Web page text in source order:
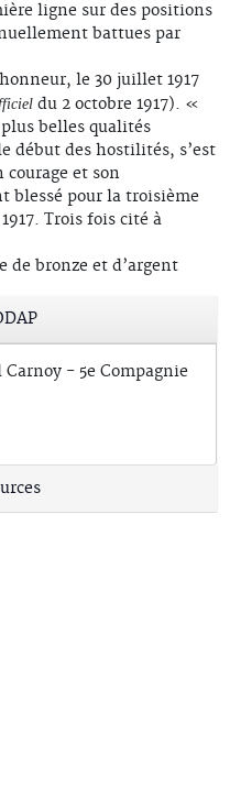
ligne sur des positions
battues par
le 30 juillet 1917
du 2 octobre 1917). «
belles qualités
début des hostilités, s’est
et son
blessé pour la troisième
Trois fois cité à
de bronze et d’argent
- 5e Compagnie